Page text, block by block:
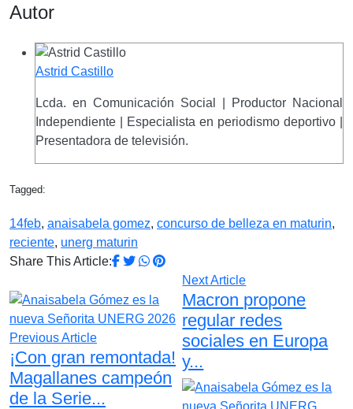
Autor
Astrid Castillo
Lcda. en Comunicación Social | Productor Nacional
Independiente | Especialista en periodismo deportivo |
Presentadora de televisión.
Tagged:
14feb, anaisabela gomez, concurso de belleza en maturin,
reciente, unerg maturin
Share This Article:
Previous Article
¡Con gran remontada!
Magallanes campeón
de la Serie...
Next Article
Macron propone
regular redes
sociales en Europa
y...